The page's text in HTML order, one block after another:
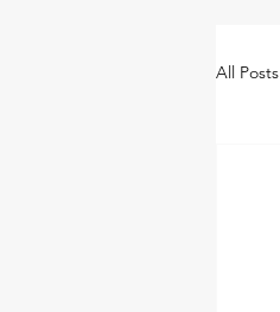
All Posts